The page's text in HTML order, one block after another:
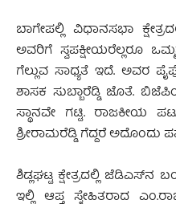
ಬಾಗೇಪಲ್ಲಿ ವಿಧಾನಸಭಾ
ಅವರಿಗೆ ಸ್ವಪಕ್ಷೀಯರೆಲ್ಲರೂ
ಗೆಲ್ಲುವ ಸಾಧ್ಯತೆ ಇದೆ. ಅವರ
ಶಾಸಕ ಸುಬ್ಬಾರೆಡ್ಡಿ ಜೊತೆ.
ಸ್ಥಾನವೇ ಗಟ್ಟಿ. ರಾಜಕೀಯ
ಶ್ರೀರಾಮರೆಡ್ಡಿ ಗೆದ್ದರೆ ಅದೊಂದು
ಶಿಡ್ಲಘಟ್ಟ ಕ್ಷೇತ್ರದಲ್ಲಿ
ಇಲ್ಲಿ ಆಪ್ತ ಸ್ನೇಹಿತರಾದ